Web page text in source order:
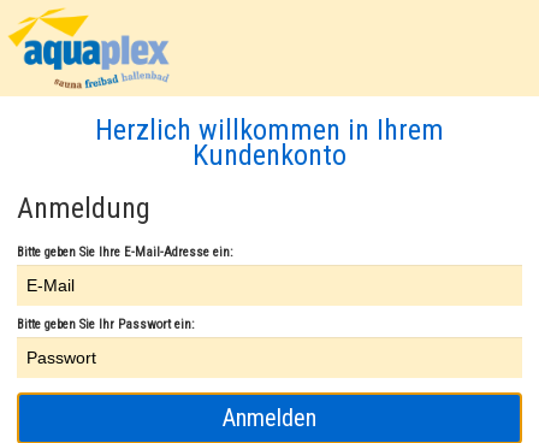
Herzlich willkommen in Ihrem
Kundenkonto
Anmeldung
Bitte geben Sie Ihre E-Mail-Adresse ein:
Bitte geben Sie Ihr Passwort ein:
Anmelden